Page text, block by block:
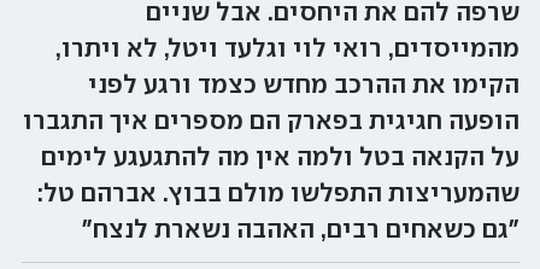
שרפה להם את היחסים. אבל שניים
מהמייסדים, רואי לוי וגלעד ויטל, לא ויתרו,
הקימו את ההרכב מחדש כצמד ורגע לפני
הופעה חגיגית בפארק הם מספרים איך התגברו
על הקנאה בטל ולמה אין מה להתגעגע לימים
שהמעריצות התפלשו מולם בבוץ. אברהם טל:
"גם כשאחים רבים, האהבה נשארת לנצח"